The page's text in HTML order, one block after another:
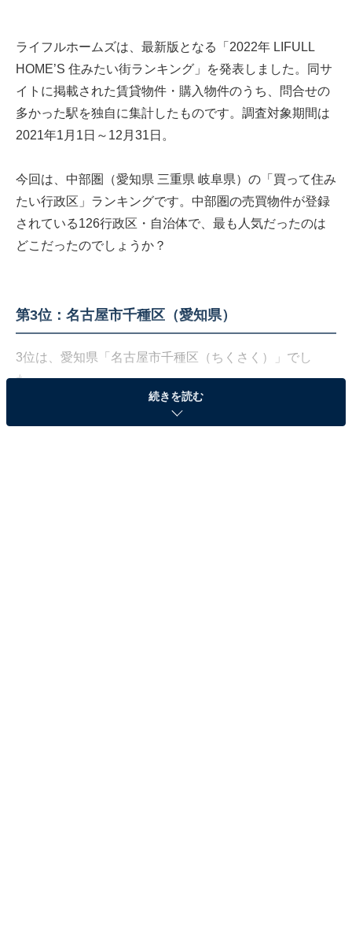
ライフルホームズは、最新版となる「2022年 LIFULL
HOME’S 住みたい街ランキング」を発表しました。同サ
イトに掲載された賃貸物件・購入物件のうち、問合せの
多かった駅を独自に集計したものです。調査対象期間は
2021年1月1日～12月31日。
今回は、中部圏（愛知県 三重県 岐阜県）の「買って住み
たい行政区」ランキングです。中部圏の売買物件が登録
されている126行政区・自治体で、最も人気だったのは
どこだったのでしょうか？
第3位：名古屋市千種区（愛知県）
3位は、愛知県「名古屋市千種区（ちくさく）」でし
た。
名古屋市中区や東区に隣接している、人口約16万人の地
続きを読む